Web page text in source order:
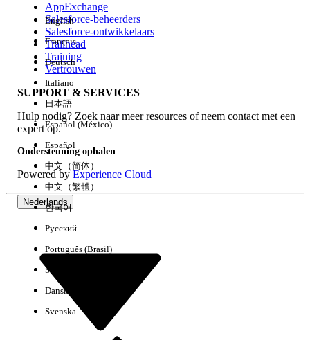
AppExchange
Salesforce-beheerders
Salesforce-ontwikkelaars
Trailhead
Training
Vertrouwen
SUPPORT & SERVICES
Hulp nodig? Zoek naar meer resources of neem contact met een
expert op.
Ondersteuning ophalen
Powered byExperience Cloud
Nederlands
English
Français
Deutsch
Italiano
日本語
Español (México)
Español
中文（简体）
中文（繁體）
한국어
Русский
Português (Brasil)
Suomi
Dansk
Svenska